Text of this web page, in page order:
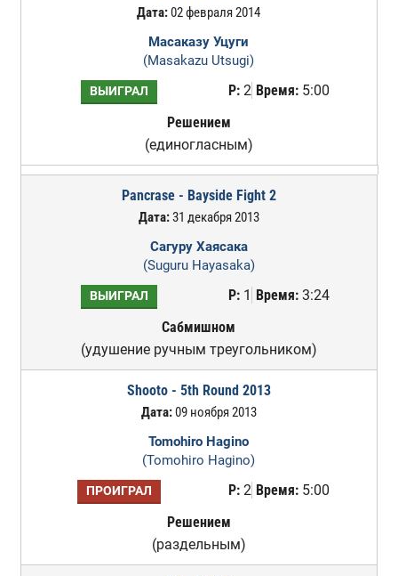
Дата:02 февраля 2014
Масаказу Уцуги
(Masakazu Utsugi)
ВЫИГРАЛ Р:2 Время:5:00
Решением
(единогласным)
Pancrase - Bayside Fight 2
Дата:31 декабря 2013
Сагуру Хаясака
(Suguru Hayasaka)
ВЫИГРАЛ Р:1 Время:3:24
Сабмишном
(удушение ручным треугольником)
Shooto - 5th Round 2013
Дата:09 ноября 2013
Tomohiro Hagino
(Tomohiro Hagino)
ПРОИГРАЛ Р:2 Время:5:00
Решением
(раздельным)